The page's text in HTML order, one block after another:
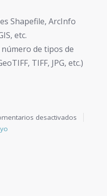
Shapefile, ArcInfo
etc.
de tipos de
TIFF, JPG, etc.)
desactivados